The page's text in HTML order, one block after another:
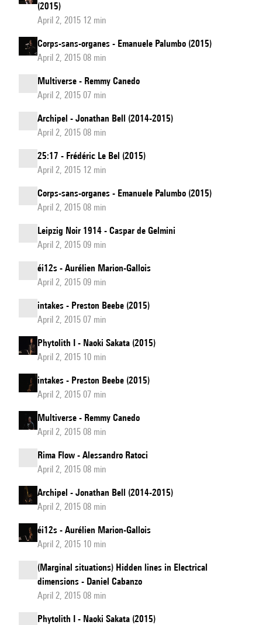
(2015)
April 2, 2015 12 min
Corps-sans-organes - Emanuele Palumbo (2015)
April 2, 2015 08 min
Multiverse - Remmy Canedo
April 2, 2015 07 min
Archipel - Jonathan Bell (2014-2015)
April 2, 2015 08 min
25:17 - Frédéric Le Bel (2015)
April 2, 2015 12 min
Corps-sans-organes - Emanuele Palumbo (2015)
April 2, 2015 08 min
Leipzig Noir 1914 - Caspar de Gelmini
April 2, 2015 09 min
éi12s - Aurélien Marion-Gallois
April 2, 2015 09 min
intakes - Preston Beebe (2015)
April 2, 2015 07 min
Phytolith I - Naoki Sakata (2015)
April 2, 2015 10 min
intakes - Preston Beebe (2015)
April 2, 2015 07 min
Multiverse - Remmy Canedo
April 2, 2015 08 min
Rima Flow - Alessandro Ratoci
April 2, 2015 08 min
Archipel - Jonathan Bell (2014-2015)
April 2, 2015 08 min
éi12s - Aurélien Marion-Gallois
April 2, 2015 10 min
(Marginal situations) Hidden lines in Electrical
dimensions - Daniel Cabanzo
April 2, 2015 08 min
Phytolith I - Naoki Sakata (2015)